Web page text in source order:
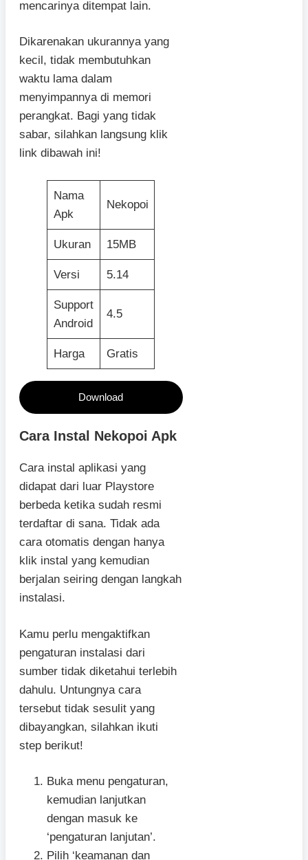
mencarinya ditempat lain.
Dikarenakan ukurannya yang
kecil, tidak membutuhkan
waktu lama dalam
menyimpannya di memori
perangkat. Bagi yang tidak
sabar, silahkan langsung klik
link dibawah ini!
Nama
Apk
Nekopoi
Ukuran 15MB
Versi 5.14
Support
Android
4.5
Harga Gratis
Download
Cara Instal Nekopoi Apk
Cara instal aplikasi yang
didapat dari luar Playstore
berbeda ketika sudah resmi
terdaftar di sana. Tidak ada
cara otomatis dengan hanya
klik instal yang kemudian
berjalan seiring dengan langkah
instalasi.
Kamu perlu mengaktifkan
pengaturan instalasi dari
sumber tidak diketahui terlebih
dahulu. Untungnya cara
tersebut tidak sesulit yang
dibayangkan, silahkan ikuti
step berikut!
Buka menu pengaturan,
kemudian lanjutkan
dengan masuk ke
‘pengaturan lanjutan’.
Pilih ‘keamanan dan